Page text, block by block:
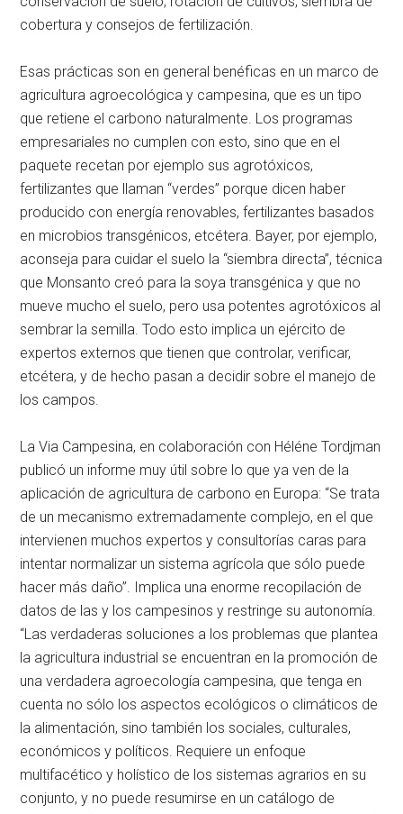
cobertura y consejos de fertilización.
Esas prácticas son en general benéficas en un marco de
agricultura agroecológica y campesina, que es un tipo
que retiene el carbono naturalmente. Los programas
empresariales no cumplen con esto, sino que en el
paquete recetan por ejemplo sus agrotóxicos,
fertilizantes que llaman “verdes” porque dicen haber
producido con energía renovables, fertilizantes basados
en microbios transgénicos, etcétera. Bayer, por ejemplo,
aconseja para cuidar el suelo la “siembra directa”, técnica
que Monsanto creó para la soya transgénica y que no
mueve mucho el suelo, pero usa potentes agrotóxicos al
sembrar la semilla. Todo esto implica un ejército de
expertos externos que tienen que controlar, verificar,
etcétera, y de hecho pasan a decidir sobre el manejo de
los campos.
La Via Campesina, en colaboración con Héléne Tordjman
publicó un informe muy útil sobre lo que ya ven de la
aplicación de agricultura de carbono en Europa: “Se trata
de un mecanismo extremadamente complejo, en el que
intervienen muchos expertos y consultorías caras para
intentar normalizar un sistema agrícola que sólo puede
hacer más daño”. Implica una enorme recopilación de
datos de las y los campesinos y restringe su autonomía.
“Las verdaderas soluciones a los problemas que plantea
la agricultura industrial se encuentran en la promoción de
una verdadera agroecología campesina, que tenga en
cuenta no sólo los aspectos ecológicos o climáticos de
la alimentación, sino también los sociales, culturales,
económicos y políticos. Requiere un enfoque
multifacético y holístico de los sistemas agrarios en su
conjunto, y no puede resumirse en un catálogo de